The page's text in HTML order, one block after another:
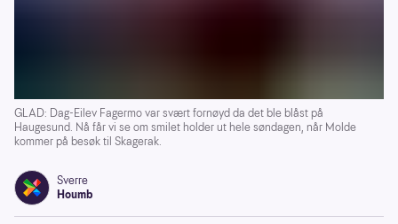
GLAD: Dag-Eilev Fagermo var svært fornøyd da det ble blåst på
Haugesund. Nå får vi se om smilet holder ut hele søndagen, når Molde
kommer på besøk til Skagerak.
Sverre
Houmb